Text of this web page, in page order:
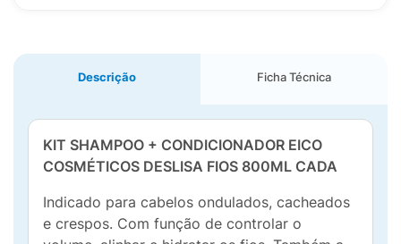
Descrição Ficha Técnica
KIT SHAMPOO + CONDICIONADOR EICO
COSMÉTICOS DESLISA FIOS 800ML CADA
Indicado para cabelos ondulados, cacheados
e crespos. Com função de controlar o